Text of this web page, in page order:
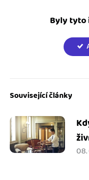
Byly tyto
Související články